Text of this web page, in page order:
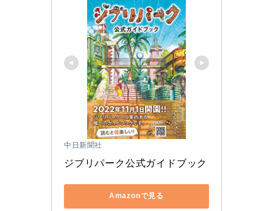
中日新聞社
ジブリパーク公式ガイドブック
Amazonで見る